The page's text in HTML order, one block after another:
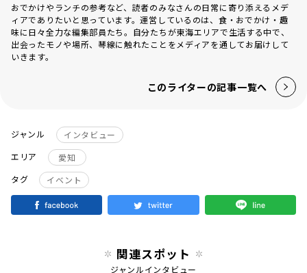
おでかけやランチの参考など、読者のみなさんの日常に寄り添えるメデ
ィアでありたいと思っています。運営しているのは、食・おでかけ・趣
味に日々全力な編集部員たち。自分たちが東海エリアで生活する中で、
出会ったモノや場所、琴線に触れたことをメディアを通してお届けして
いきます。
このライターの記事一覧へ
ジャンル
インタビュー
エリア
愛知
タグ
イベント
関連スポット
ジャンルインタビュー